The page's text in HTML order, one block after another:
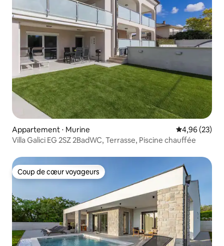
Appartement ⋅ Murine Évaluation
4,96 (23)
Villa Galici EG 2SZ 2BadWC, Terrasse, Piscine chauffée
Coup de cœur voyageurs
Coup de cœur voyageurs